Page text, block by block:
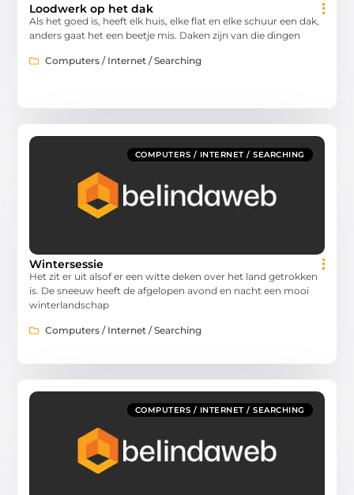
Loodwerk op het dak
Als het goed is, heeft elk huis, elke flat en elke schuur een dak,
anders gaat het een beetje mis. Daken zijn van die dingen
Computers / Internet / Searching
COMPUTERS / INTERNET / SEARCHING
Wintersessie
Het zit er uit alsof er een witte deken over het land getrokken
is. De sneeuw heeft de afgelopen avond en nacht een mooi
winterlandschap
Computers / Internet / Searching
COMPUTERS / INTERNET / SEARCHING